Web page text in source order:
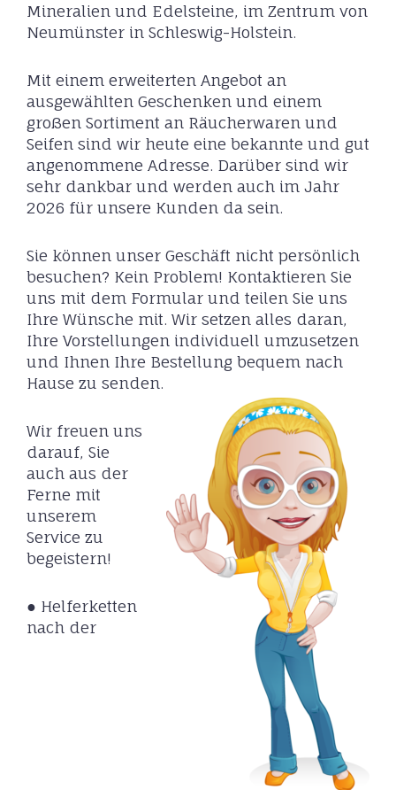
Mineralien und Edelsteine, im Zentrum von
Neumünster in Schleswig-Holstein.
Mit einem erweiterten Angebot an
ausgewählten Geschenken und einem
großen Sortiment an Räucherwaren und
Seifen sind wir heute eine bekannte und gut
angenommene Adresse. Darüber sind wir
sehr dankbar und werden auch im Jahr
2026 für unsere Kunden da sein.
Sie können unser Geschäft nicht persönlich
besuchen? Kein Problem! Kontaktieren Sie
uns mit dem Formular und teilen Sie uns
Ihre Wünsche mit. Wir setzen alles daran,
Ihre Vorstellungen individuell umzusetzen
und Ihnen Ihre Bestellung bequem nach
Hause zu senden.
Wir freuen uns
darauf, Sie
auch aus der
Ferne mit
unserem
Service zu
begeistern!
● Helferketten
nach der